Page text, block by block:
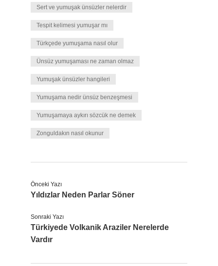
Sert ve yumuşak ünsüzler nelerdir
Tespit kelimesi yumuşar mı
Türkçede yumuşama nasıl olur
Ünsüz yumuşaması ne zaman olmaz
Yumuşak ünsüzler hangileri
Yumuşama nedir ünsüz benzeşmesi
Yumuşamaya aykırı sözcük ne demek
Zonguldakın nasıl okunur
Önceki Yazı
Yıldızlar Neden Parlar Söner
Sonraki Yazı
Türkiyede Volkanik Araziler Nerelerde
Vardır